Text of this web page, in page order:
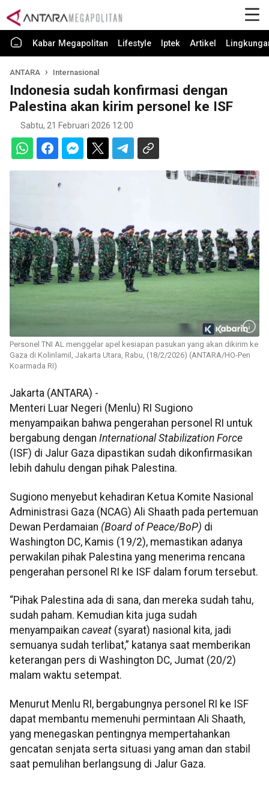
Kabar Megapolitan Lifestyle Iptek Artikel
ANTARA Internasional
Indonesia sudah konfirmasi dengan
Palestina akan kirim personel ke ISF
Sabtu, 21 Februari 2026 12:00
Personel TNI AL menggelar apel kesiapan pasukan yang akan dikirim ke
Gaza di Kolinlamil, Jakarta Utara, Rabu, (18/2/2026) (ANTARA/HO-Pen
Koarmada RI)
Jakarta (ANTARA) -
Menteri Luar Negeri (Menlu) RI Sugiono
menyampaikan bahwa pengerahan personel RI untuk
bergabung dengan International Stabilization Force
(ISF) di Jalur Gaza dipastikan sudah dikonfirmasikan
lebih dahulu dengan pihak Palestina.
Sugiono menyebut kehadiran Ketua Komite Nasional
Administrasi Gaza (NCAG) Ali Shaath pada pertemuan
Dewan Perdamaian (Board of Peace/BoP) di
Washington DC, Kamis (19/2), memastikan adanya
perwakilan pihak Palestina yang menerima rencana
pengerahan personel RI ke ISF dalam forum tersebut.
“Pihak Palestina ada di sana, dan mereka sudah tahu,
sudah paham. Kemudian kita juga sudah
menyampaikan caveat (syarat) nasional kita, jadi
semuanya sudah terlibat,” katanya saat memberikan
keterangan pers di Washington DC, Jumat (20/2)
malam waktu setempat.
Menurut Menlu RI, bergabungnya personel RI ke ISF
dapat membantu memenuhi permintaan Ali Shaath,
yang menegaskan pentingnya mempertahankan
gencatan senjata serta situasi yang aman dan stabil
saat pemulihan berlangsung di Jalur Gaza.